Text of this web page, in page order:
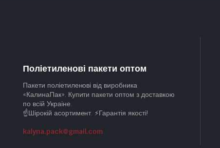
Поліетиленові пакети оптом
Пакети поліетиленові від виробника
«КалинаПак». Купити пакети оптом з доставкою
по всій Украіне.
☝️Шірокій асортимент. ⚡Гарантія якості!
kalyna.pack@gmail.com